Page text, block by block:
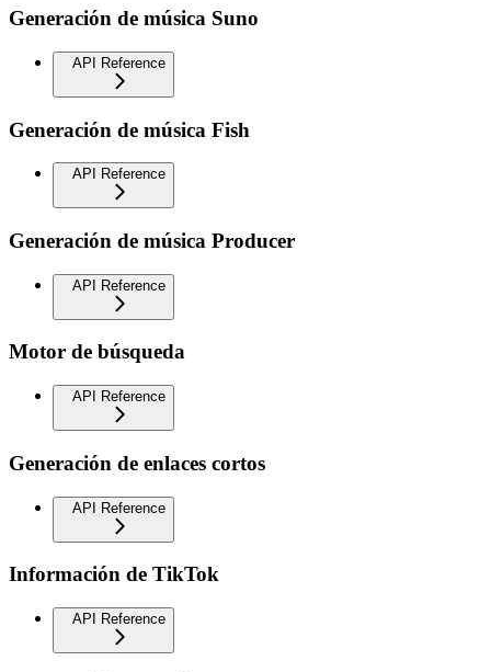
Generación de música Suno
API Reference
Generación de música Fish
API Reference
Generación de música Producer
API Reference
Motor de búsqueda
API Reference
Generación de enlaces cortos
API Reference
Información de TikTok
API Reference